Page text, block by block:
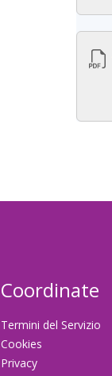
Coordinate
Termini del Servizio
Cookies
Privacy